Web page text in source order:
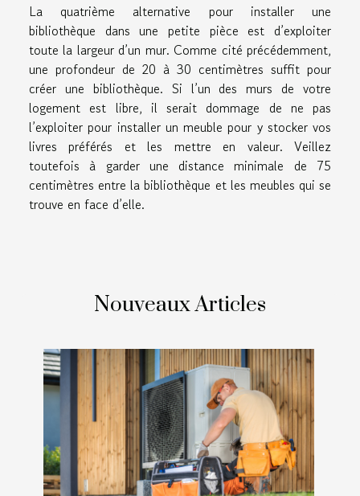
La quatrième alternative pour installer une
bibliothèque dans une petite pièce est d’exploiter
toute la largeur d’un mur. Comme cité précédemment,
une profondeur de 20 à 30 centimètres suffit pour
créer une bibliothèque. Si l’un des murs de votre
logement est libre, il serait dommage de ne pas
l’exploiter pour installer un meuble pour y stocker vos
livres préférés et les mettre en valeur. Veillez
toutefois à garder une distance minimale de 75
centimètres entre la bibliothèque et les meubles qui se
trouve en face d’elle.
Nouveaux Articles